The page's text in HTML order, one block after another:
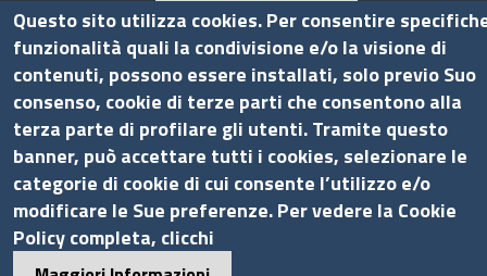
Pecinfo.assocamerestero@legalmail.it
info@assocamerestero.it
dpo@assocamerestero.it
Seguici su
Sito web
Questo sito utilizza cookies. Per consentire
funzionalità quali la condivisione e/o la visione di
contenuti, possono essere installati, solo previo Suo
consenso, cookie di terze parti che consentono alla
terza parte di profilare gli utenti. Tramite questo
banner, può accettare tutti i cookies, selezionare le
categorie di cookie di cui consente l’utilizzo e/o
modificare le Sue preferenze. Per vedere la Cookie
Policy completa, clicchi